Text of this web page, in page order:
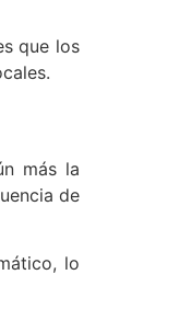
que los
más la
de
lo